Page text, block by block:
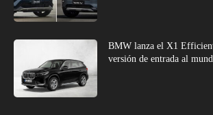
BMW lanza el X1
versión de entrada al